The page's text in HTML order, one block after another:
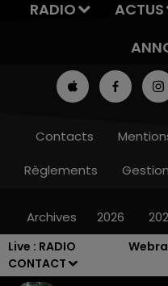
Live : RADIO
CONTACT
RADIO ACTUS
Contacts
Règlements
Archives 2026